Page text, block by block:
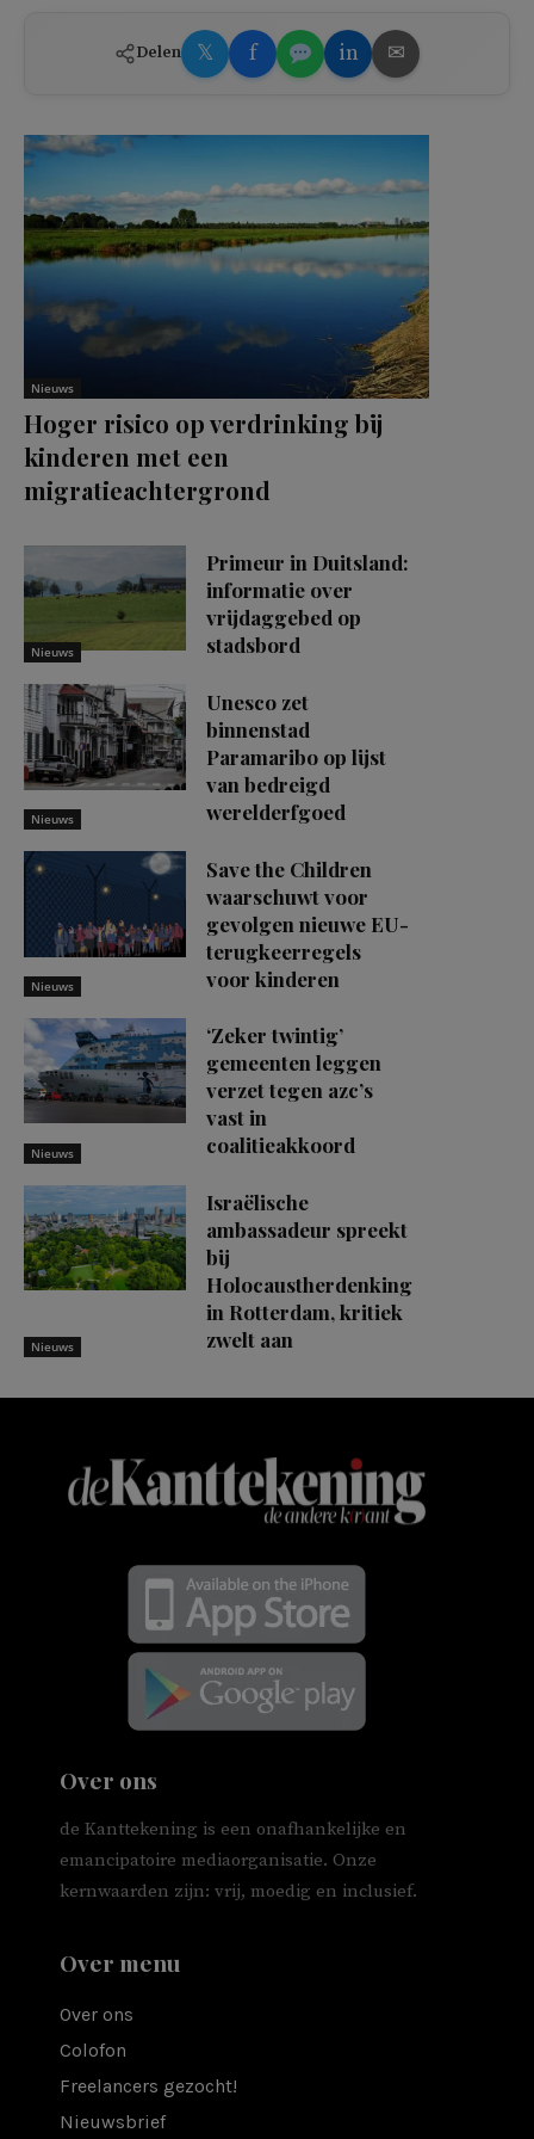
Delen 𝕏 f in ✉
Nieuws
Hoger risico op verdrinking bij
kinderen met een
migratieachtergrond
Nieuws
Primeur in Duitsland:
informatie over
vrijdaggebed op
stadsbord
Nieuws
Unesco zet
binnenstad
Paramaribo op lijst
van bedreigd
werelderfgoed
Nieuws
Save the Children
waarschuwt voor
gevolgen nieuwe EU-
terugkeerregels
voor kinderen
Nieuws
‘Zeker twintig’
gemeenten leggen
verzet tegen azc’s
vast in
coalitieakkoord
Nieuws
Israëlische
ambassadeur spreekt
bij
Holocaustherdenking
in Rotterdam, kritiek
zwelt aan
Over ons
de Kanttekening is een onafhankelijke en
emancipatoire mediaorganisatie. Onze
kernwaarden zijn: vrij, moedig en inclusief.
Over menu
Over ons
Colofon
Freelancers gezocht!
Nieuwsbrief